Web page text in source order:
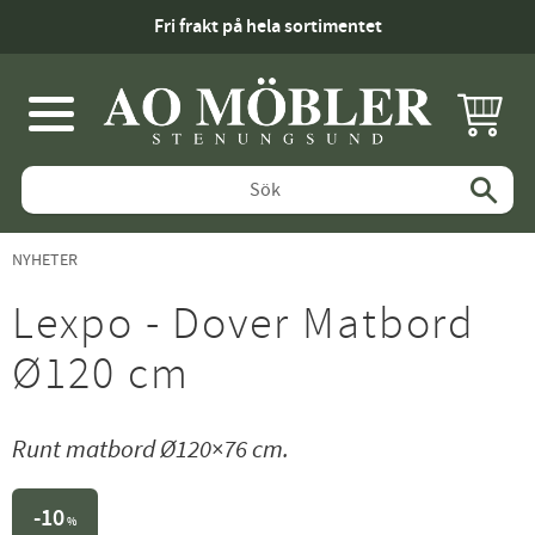
Fri frakt på hela sortimentet
Meny
NYHETER
Lexpo - Dover Matbord
Ø120 cm
Runt matbord Ø120×76 cm.
10%